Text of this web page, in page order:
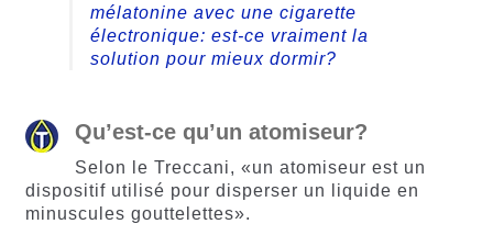
mélatonine avec une cigarette
électronique: est-ce vraiment la
solution pour mieux dormir?
Qu’est-ce qu’un atomiseur?
Selon le Treccani, «un atomiseur est un
dispositif utilisé pour disperser un liquide en
minuscules gouttelettes».